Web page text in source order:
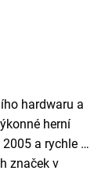
hardwaru a
herní
a rychle si
značek v